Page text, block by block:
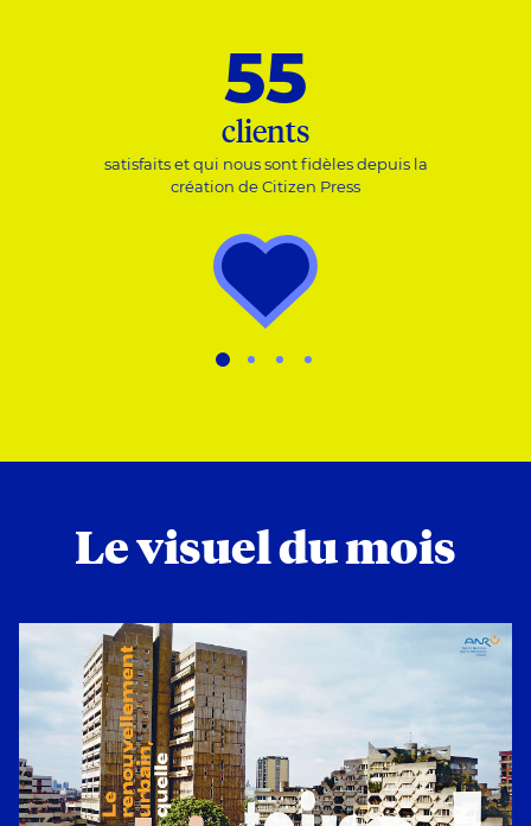
55
clients
satisfaits et qui nous sont fidèles depuis la
création de Citizen Press
Le visuel du mois